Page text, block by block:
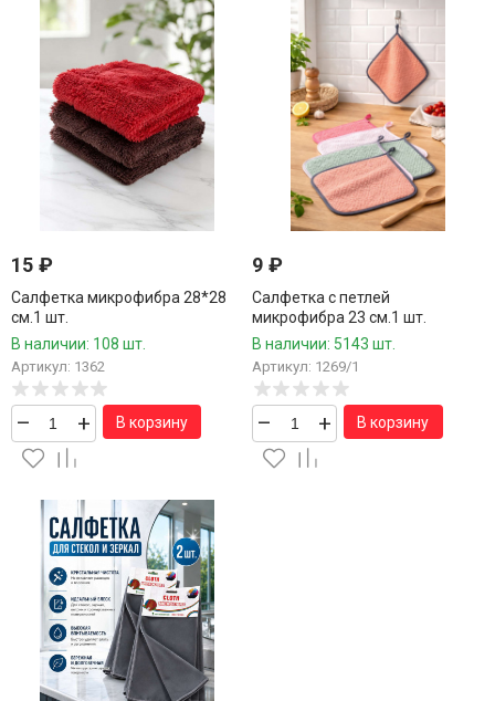
15 ₽
Салфетка микрофибра 28*28
см.1 шт.
В наличии: 108 шт.
Артикул: 1362
– + В корзину
9₽
Салфетка с петлей
микрофибра 23 см.1 шт.
В наличии: 5143 шт.
Артикул: 1269/1
– + В корзину